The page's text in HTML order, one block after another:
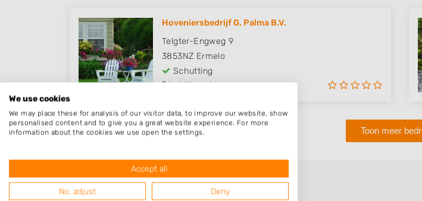
Hoveniersbedrijf G. Palma B.V.
Telgter-Engweg 9
3853NZ Ermelo
Schutting
Op 9,07 km afstand
Toon meer
Schutting Hierden
We use cookies
We may place these for analysis of our visitor data, to improve our website, show
personalised content and to give you a great website experience. For more
information about the cookies we use open the settings.
Accept all
No, adjust Deny